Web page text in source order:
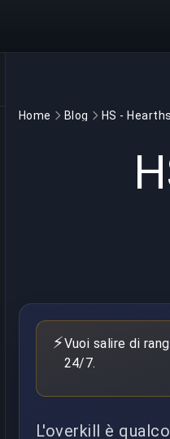
Home Blog
⚡Vuoi salire di
24/7.
L'overkill è